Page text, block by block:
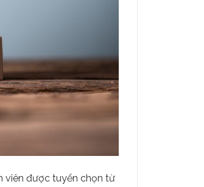
viên được tuyển chọn từ